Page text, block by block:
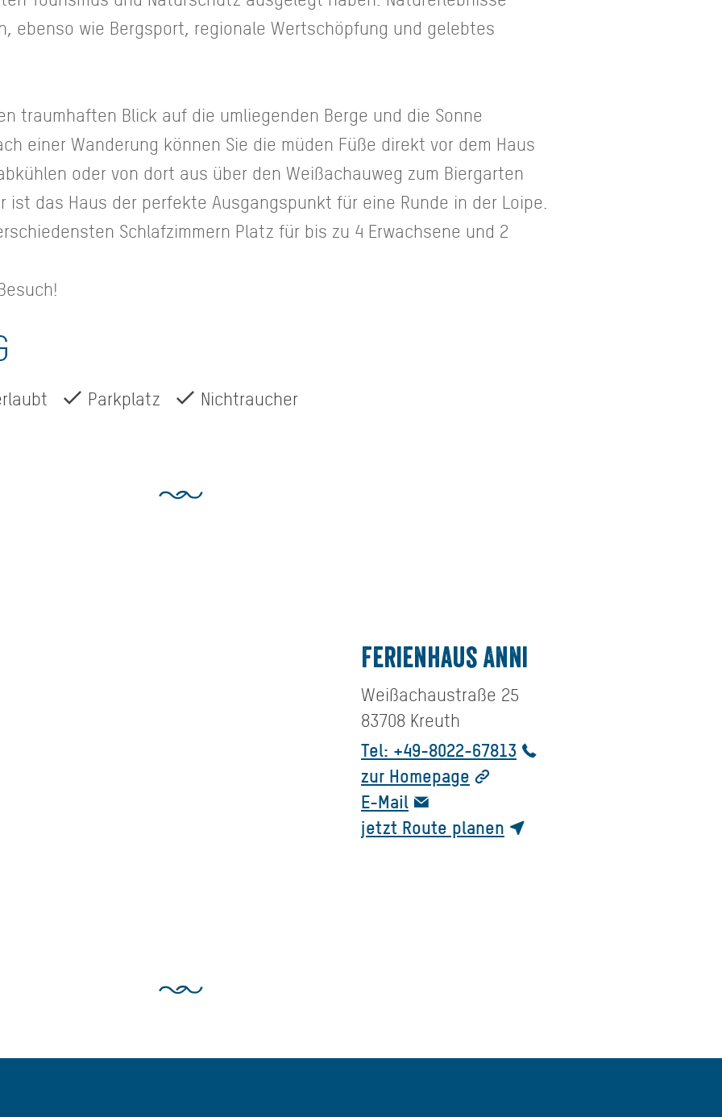
ebenso wie Bergsport, regionale Wertschöpfung und gelebtes
traumhaften Blick auf die umliegenden Berge und die Sonne
einer Wanderung können Sie die müden Füße direkt vor dem Haus
oder von dort aus über den Weißachauweg zum Biergarten
ist das Haus der perfekte Ausgangspunkt für eine Runde in der Loipe.
Schlafzimmern Platz für bis zu 4 Erwachsene und 2
Parkplatz Nichtraucher
Ferienhaus Anni
Weißachaustraße 25
83708 Kreuth
Tel: +49-8022-67813
zur Homepage
E-Mail
jetzt Route planen